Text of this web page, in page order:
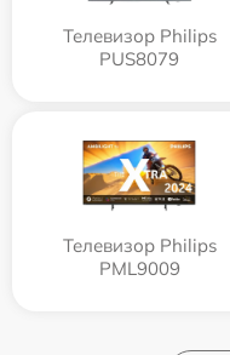
Телевизор Philips
PUS8079
Телевизор Philips
PML9009